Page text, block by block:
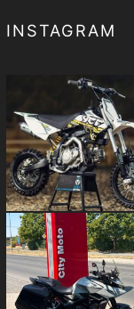
INSTAGRAM